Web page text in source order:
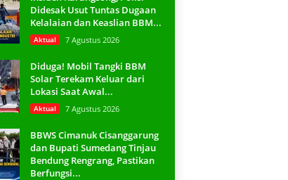
Didesak Usut Tuntas Dugaan
Kelalaian dan Keaslian BBM...
Aktual 7 Agustus 2026
Diduga! Mobil Tangki BBM
Solar Terekam Keluar dari
Lokasi Saat Awal...
Aktual 7 Agustus 2026
BBWS Cimanuk Cisanggarung
dan Bupati Sumedang Tinjau
Bendung Rengrang, Pastikan
Berfungsi...